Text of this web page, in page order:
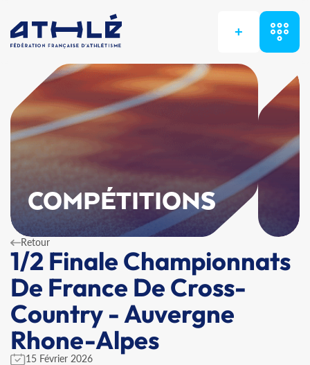
+
COMPÉTITIONS
Retour
1/2 Finale Championnats
De France De Cross-
Country - Auvergne
Rhone-Alpes
15 Février 2026